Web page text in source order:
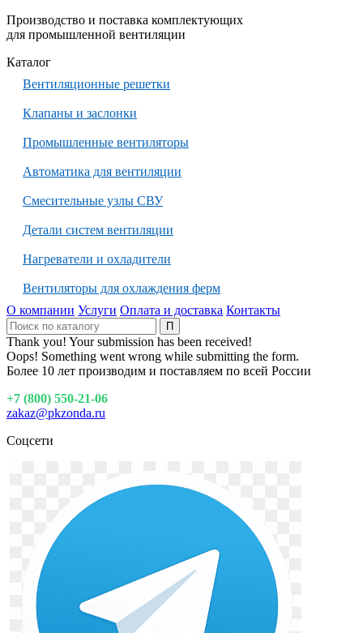
Производство и поставка комплектующих
для промышленной вентиляции
Каталог
Вентиляционные решетки
Клапаны и заслонки
Промышленные вентиляторы
Автоматика для вентиляции
Смесительные узлы СВУ
Детали систем вентиляции
Нагреватели и охладители
Вентиляторы для охлаждения ферм
О компании Услуги Оплата и доставка Контакты
Thank you! Your submission has been received!
Oops! Something went wrong while submitting the form.
Более 10 лет производим и поставляем по всей России
+7 (800) 550-21-06
zakaz@pkzonda.ru
Соцсети